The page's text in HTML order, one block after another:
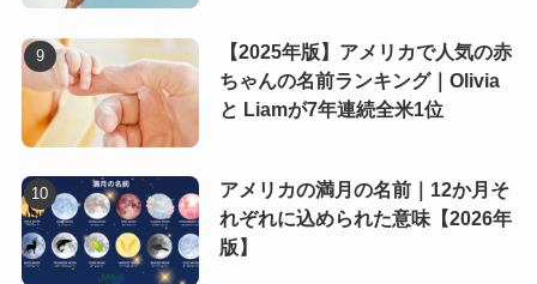
【2025年版】アメリカで人気の赤
ちゃんの名前ランキング｜Olivia
と Liamが7年連続全米1位
アメリカの満月の名前｜12か月そ
れぞれに込められた意味【2026年
版】